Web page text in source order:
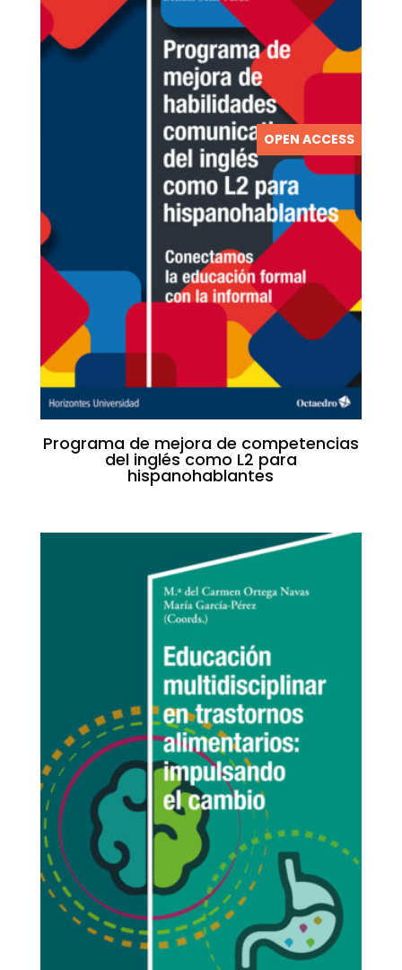
OPEN ACCESS
Programa de mejora de competencias
del inglés como L2 para
hispanohablantes